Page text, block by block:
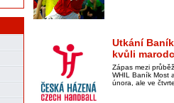
Utkání
kvůli
Zápas mezi
WHIL Baník Most
února, ale ve